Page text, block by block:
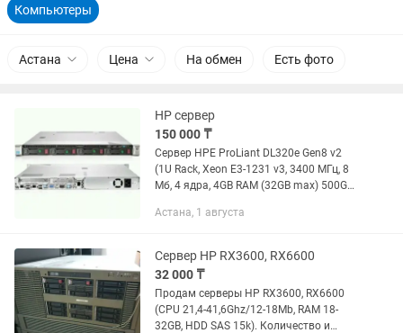
Компьютеры
Астана Цена На обмен Есть фото
HP сервер
150 000 ₸
Сервер HPE ProLiant DL320e Gen8 v2
(1U Rack, Xeon E3-1231 v3, 3400 МГц, 8
Мб, 4 ядра, 4GB RAM (32GB max) 500GB
Астана, 1 августа
Сервер HP RX3600, RX6600
32 000 ₸
Продам серверы HP RX3600, RX6600
(CPU 21,4-41,6Ghz/12-18Mb, RAM 18-
32GB, HDD SAS 15k). Количество и